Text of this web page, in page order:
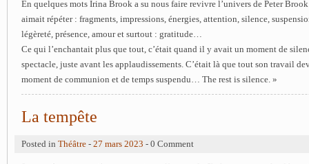
En quelques mots Irina Brook a su nous faire revivre l’univers de Peter
aimait répéter : fragments, impressions, énergies, attention, silence,
légèreté, présence, amour et surtout : gratitude…
Ce qui l’enchantait plus que tout, c’était quand il y avait un moment de
spectacle, juste avant les applaudissements. C’était là que tout son travail
moment de communion et de temps suspendu… The rest is silence. »
La tempête
Posted in Théâtre - 27 mars 2023 - 0 Comment